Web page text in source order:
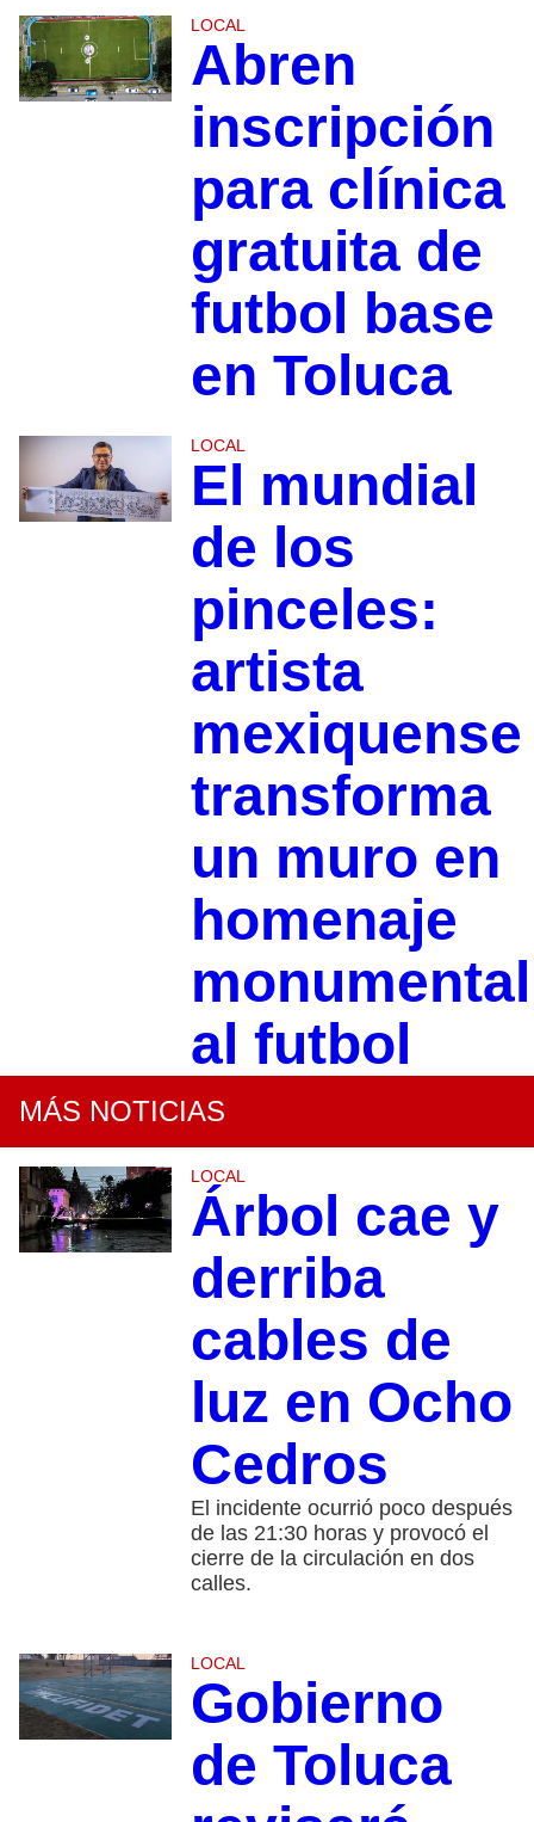
LOCAL
Abren
inscripción
para clínica
gratuita de
futbol base
en Toluca
LOCAL
El mundial
de los
pinceles:
artista
mexiquense
transforma
un muro en
homenaje
monumental
al futbol
MÁS NOTICIAS
LOCAL
Árbol cae y
derriba
cables de
luz en Ocho
Cedros
El incidente ocurrió poco después
de las 21:30 horas y provocó el
cierre de la circulación en dos
calles.
LOCAL
Gobierno
de Toluca